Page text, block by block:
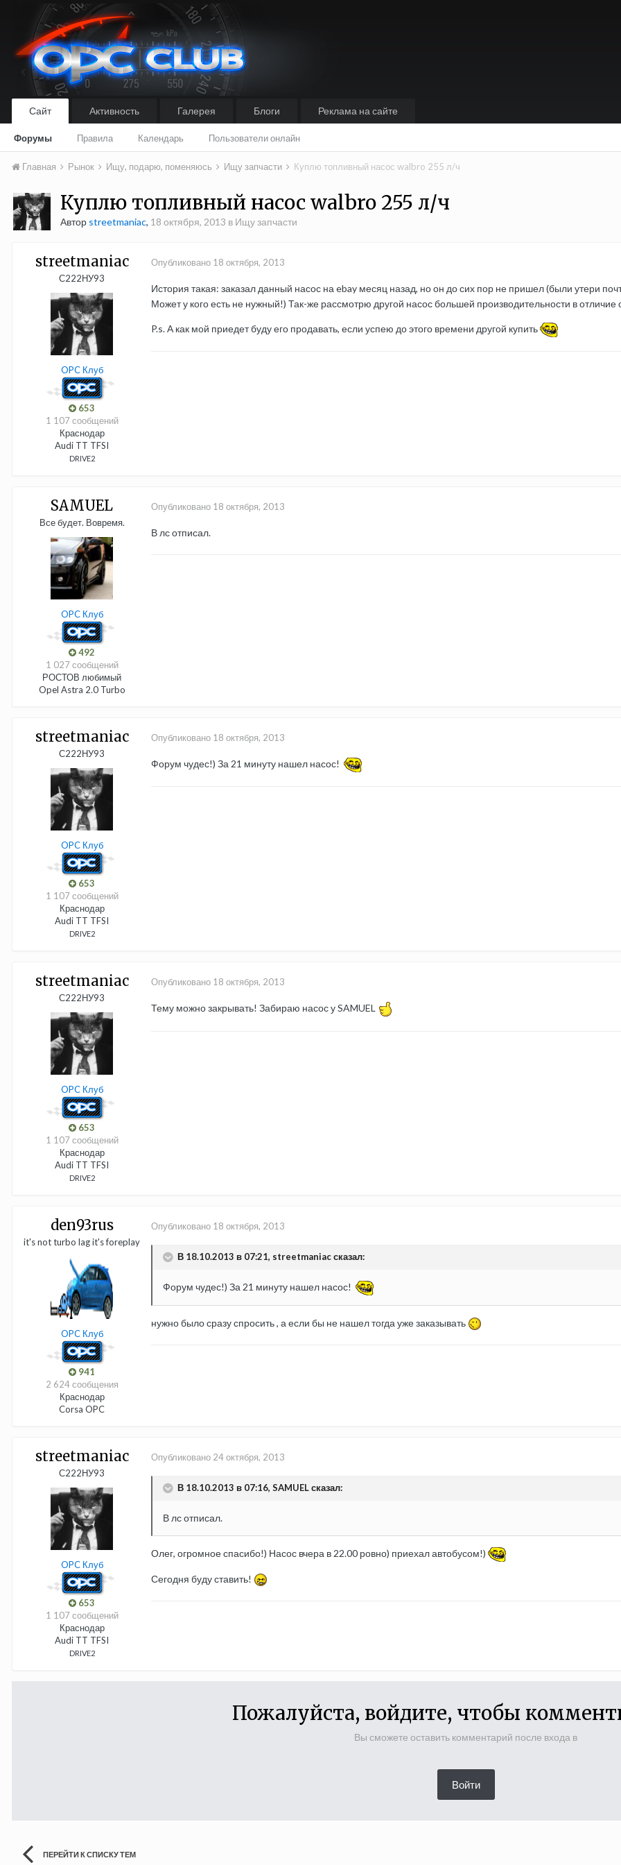
Сайт
Форумы Правила Календарь Пользователи онлайн
Активность Галерея Блоги Реклама на сайте
Главная Рынок Ищу, подарю, поменяюсь Ищу запчасти Куплю топливный насос walbro 255 л/ч
Куплю топливный насос walbro 255 л/ч
Автор streetmaniac, 18 октября, 2013 в Ищу запчасти
streetmaniac
С222НУ93
OPC Клуб
653
1 107 сообщений
Краснодар
Audi TT TFSI
DRIVE2
Опубликовано 18 октября, 2013
История такая: заказал данный насос на ebay месяц назад, но он до сих пор не пришел (были утери
Может у кого есть не нужный!) Так-же рассмотрю другой насос большей производительности в отличие
P.s. А как мой приедет буду его продавать, если успею до этого времени другой купить
SAMUEL
Все будет. Вовремя.
OPC Клуб
492
1 027 сообщений
РОСТОВ любимый
Opel Astra 2.0 Turbo
Опубликовано 18 октября, 2013
В лс отписал.
streetmaniac
С222НУ93
OPC Клуб
653
1 107 сообщений
Краснодар
Audi TT TFSI
DRIVE2
Опубликовано 18 октября, 2013
Форум чудес!) За 21 минуту нашел насос!
streetmaniac
С222НУ93
OPC Клуб
653
1 107 сообщений
Краснодар
Audi TT TFSI
DRIVE2
Опубликовано 18 октября, 2013
Тему можно закрывать! Забираю насос у SAMUEL
den93rus
it's not turbo lag it's foreplay
OPC Клуб
941
2 624 сообщения
Краснодар
Corsa OPC
Опубликовано 18 октября, 2013
В 18.10.2013 в 07:21, streetmaniac сказал:
Форум чудес!) За 21 минуту нашел насос!
нужно было сразу спросить , а если бы не нашел тогда уже заказывать
streetmaniac
С222НУ93
OPC Клуб
653
1 107 сообщений
Краснодар
Audi TT TFSI
DRIVE2
Опубликовано 24 октября, 2013
В 18.10.2013 в 07:16, SAMUEL сказал:
В лс отписал.
Олег, огромное спасибо!) Насос вчера в 22.00 ровно) приехал автобусом!)
Сегодня буду ставить!
Пожалуйста, войдите, чтобы
Вы сможете оставить комментарий после входа в
Войти
ПЕРЕЙТИ К СПИСКУ ТЕМ